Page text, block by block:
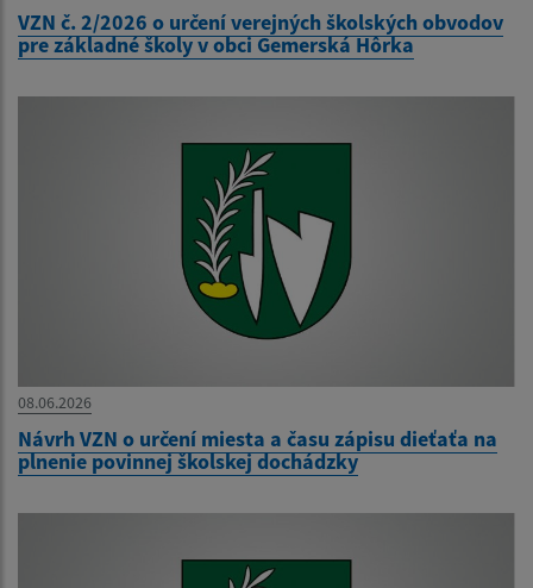
VZN č. 2/2026 o určení verejných školských obvodov
pre základné školy v obci Gemerská Hôrka
08.06.2026
Návrh VZN o určení miesta a času zápisu dieťaťa na
plnenie povinnej školskej dochádzky